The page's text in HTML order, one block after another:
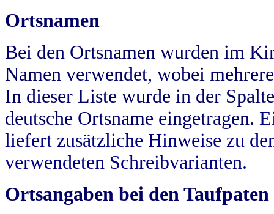
Ortsnamen
Bei den Ortsnamen wurden im
Namen verwendet, wobei
In dieser Liste wurde in der
deutsche Ortsname eingetragen.
liefert zusätzliche Hinweise zu
verwendeten Schreibvarianten.
Ortsangaben bei den Taufpaten